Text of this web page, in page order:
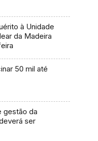
à Unidade
da Madeira
50 mil até
gestão da
ser